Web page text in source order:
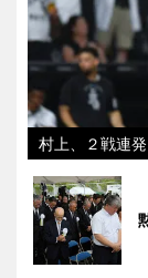
村上、２戦連